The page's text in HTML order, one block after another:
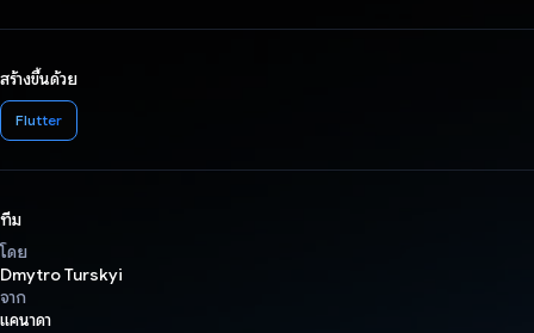
สร้างขึ้นด้วย
Flutter
ทีม
โดย
Dmytro Turskyi
จาก
แคนาดา